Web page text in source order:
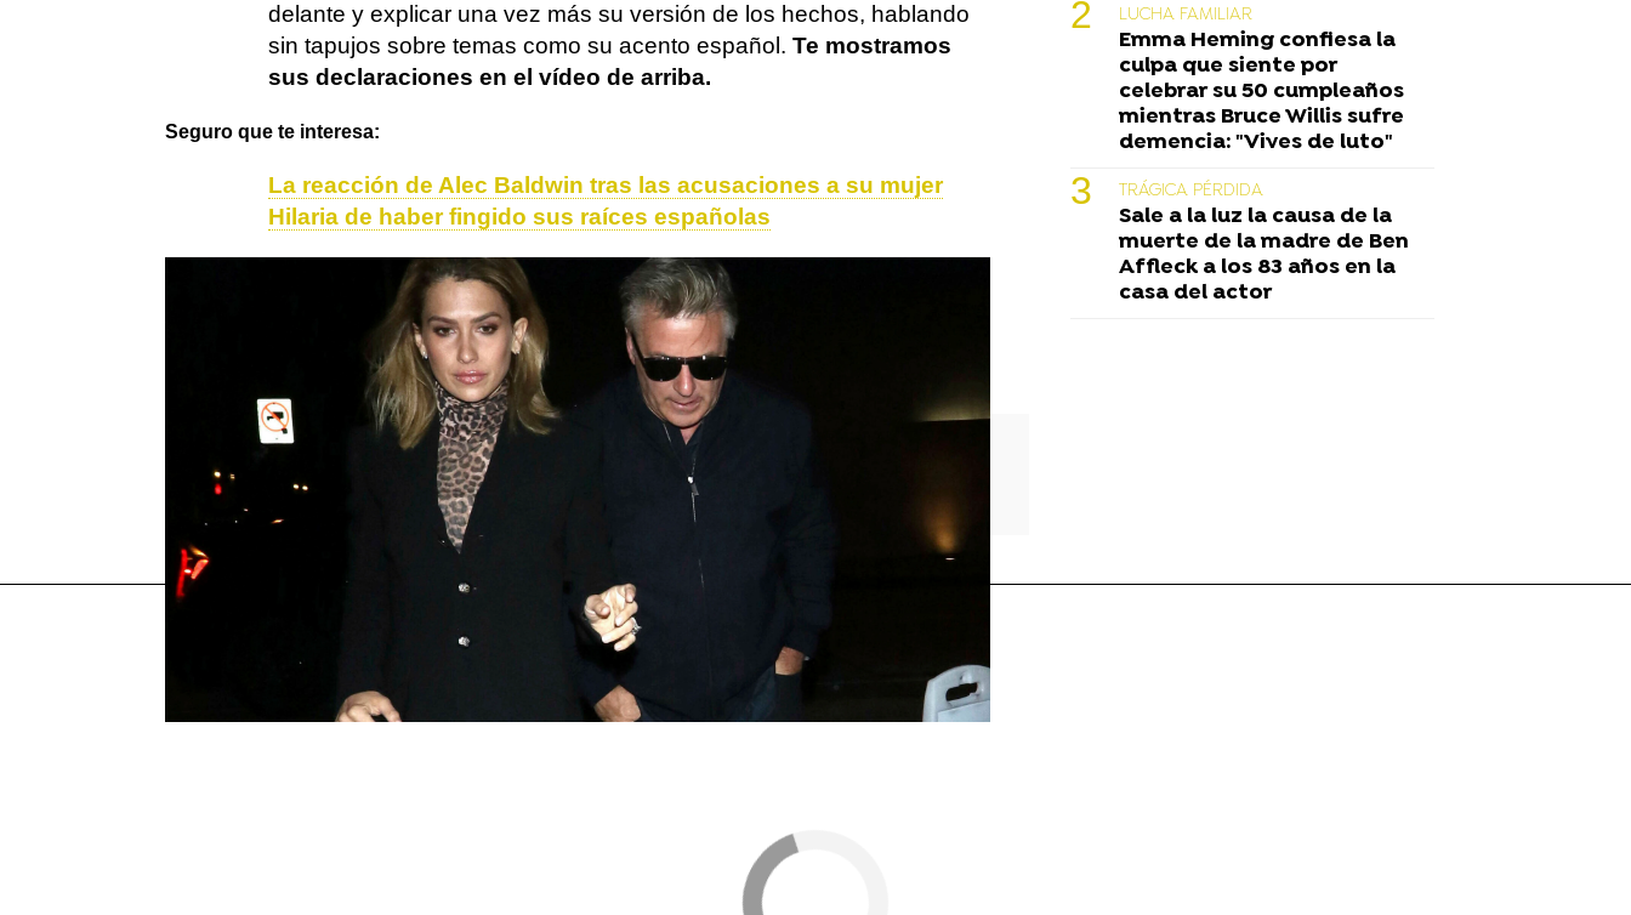
delante y explicar una vez más su versión de los hechos, hablando
sin tapujos sobre temas como su acento español. Te mostramos
sus declaraciones en el vídeo de arriba.
Seguro que te interesa:
La reacción de Alec Baldwin tras las acusaciones a su mujer
Hilaria de haber fingido sus raíces españolas
Hilaria Baldwin
LUCHA FAMILIAR
Emma Heming confiesa la
culpa que siente por
celebrar su 50 cumpleaños
mientras Bruce Willis sufre
demencia: "Vives de luto"
TRÁGICA PÉRDIDA
Sale a la luz la causa de la
muerte de la madre de Ben
Affleck a los 83 años en la
casa del actor